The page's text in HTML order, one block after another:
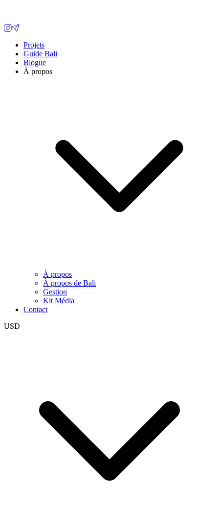
Projets
Guide Bali
Blogue
À propos
À propos
À propos de Bali
Gestion
Kit Média
Contact
USD